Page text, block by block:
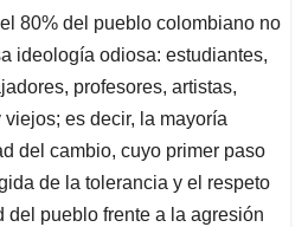
80% del pueblo colombiano no
ideología odiosa: estudiantes,
profesores, artistas,
es decir, la mayoría
del cambio, cuyo primer paso
de la tolerancia y el respeto
del pueblo frente a la agresión